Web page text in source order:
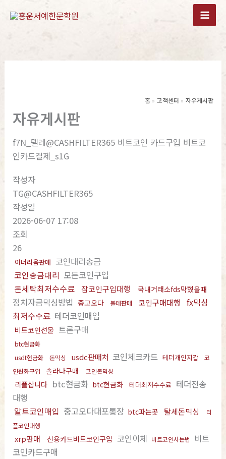
홈 고객센터 자유게시판
자유게시판
f7N_텔레@CASHFILTER365 비트코인 카드구입 비트코
인카드결제_s1G
작성자
TG@CASHFILTER365
작성일
2026-06-07 17:08
조회
26
이더리움판매 코인대리송금
코인송금대리 모든코인구입
돈세탁최저수수료
잡코인구입대행 국내거래소fds막혔을때
정치자금믹싱방법 중고오다 블테판매 코인구매대행
fx믹싱
최저수수료 테더코인매입
비트코인선물 트론구매
btc현금화
usdt현금화
돈믹싱 usdc판매처 코인체크카드 테더개인지갑
코
인원화구입
솔라나구매 코인돈믹싱
리플삽니다 btc현금화 btc현금화 테더최저수수료 테더전송
대행
알트코인매입 중고오다대포통장 btc파는곳 탈세돈믹싱
리
플코인대행
xrp판매 신용카드비트코인구입 코인이체 비트코인사는법
비트
코인카드구매